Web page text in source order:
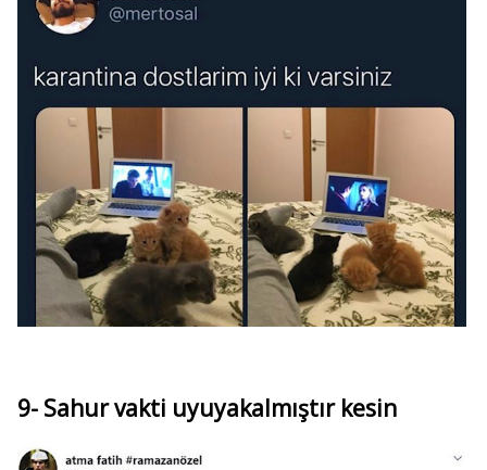
9- Sahur vakti uyuyakalmıştır kesin